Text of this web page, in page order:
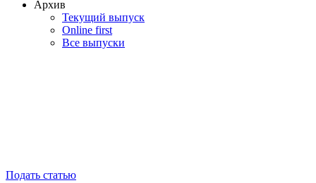
Архив
Текущий выпуск
Online first
Все выпуски
Подать статью